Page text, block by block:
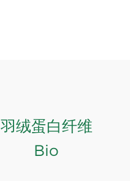
羽绒蛋白纤维
Bio